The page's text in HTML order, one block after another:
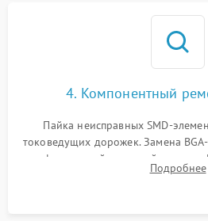
4. Компонентный
Пайка неисправных SMD-
токоведущих дорожек. Замена
инфракрасной паяльной
BIOS или заменаПодробнее